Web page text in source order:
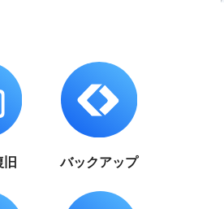
旧 バックアップ